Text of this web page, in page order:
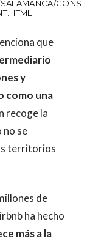
que
y
como una
recoge la
no se
territorios
de
ha hecho
más a la